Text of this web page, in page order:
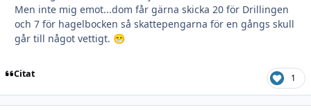
Men inte mig emot...dom får gärna skicka 20 för Drillingen
och 7 för hagelbocken så skattepengarna för en gångs skull
går till något vettigt. 😁
Citat 1